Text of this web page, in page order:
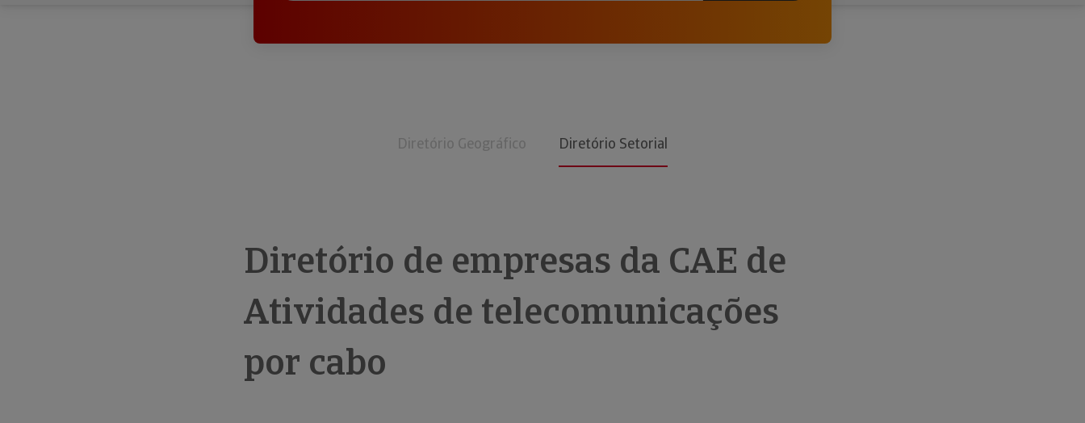
seus clientes.
Diretório Geográfico Diretório Setorial
Diretório de empresas da CAE de
Atividades de telecomunicações
por cabo